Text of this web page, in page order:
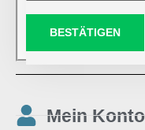
BESTÄTIGEN
Mein Konto